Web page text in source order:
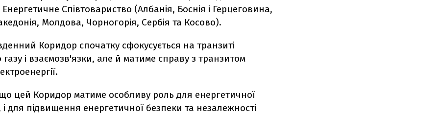
Співтовариство (Албанія, Боснія і Герцеговина,
Молдова, Чорногорія, Сербія та Косово).
Коридор спочатку сфокусується на транзиті
і взаємозв'язки, але й матиме справу з транзитом
що цей Коридор матиме особливу роль для енергетичної
і для підвищення енергетичної безпеки та незалежності